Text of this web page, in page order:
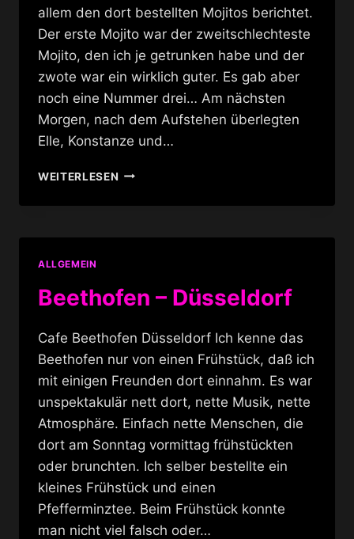
allem den dort bestellten Mojitos berichtet.
Der erste Mojito war der zweitschlechteste
Mojito, den ich je getrunken habe und der
zwote war ein wirklich guter. Es gab aber
noch eine Nummer drei… Am nächsten
Morgen, nach dem Aufstehen überlegten
Elle, Konstanze und…
WEITERLESENMOJITO
ALLGEMEIN
Beethofen – Düsseldorf
Cafe Beethofen Düsseldorf Ich kenne das
Beethofen nur von einen Frühstück, daß ich
mit einigen Freunden dort einnahm. Es war
unspektakulär nett dort, nette Musik, nette
Atmosphäre. Einfach nette Menschen, die
dort am Sonntag vormittag frühstückten
oder brunchten. Ich selber bestellte ein
kleines Frühstück und einen
Pfefferminztee. Beim Frühstück konnte
man nicht viel falsch oder…